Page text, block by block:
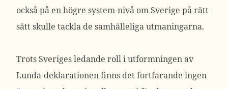
också på en högre system-nivå om Sverige på rätt
sätt skulle tackla de samhälleliga utmaningarna.
Trots Sveriges ledande roll i utformningen av
Lunda-deklarationen finns det fortfarande ingen